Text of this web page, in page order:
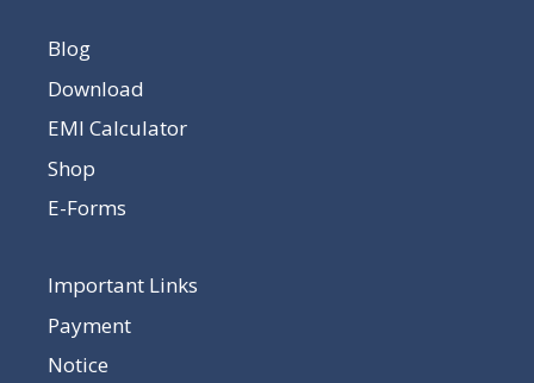
Blog
Download
EMI Calculator
Shop
E-Forms
Important Links
Payment
Notice